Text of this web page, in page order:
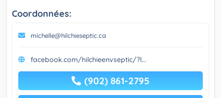
Coordonnées:
michelle@hilchieseptic.ca
facebook.com/hilchieenvseptic/?l...
(902) 861-2795